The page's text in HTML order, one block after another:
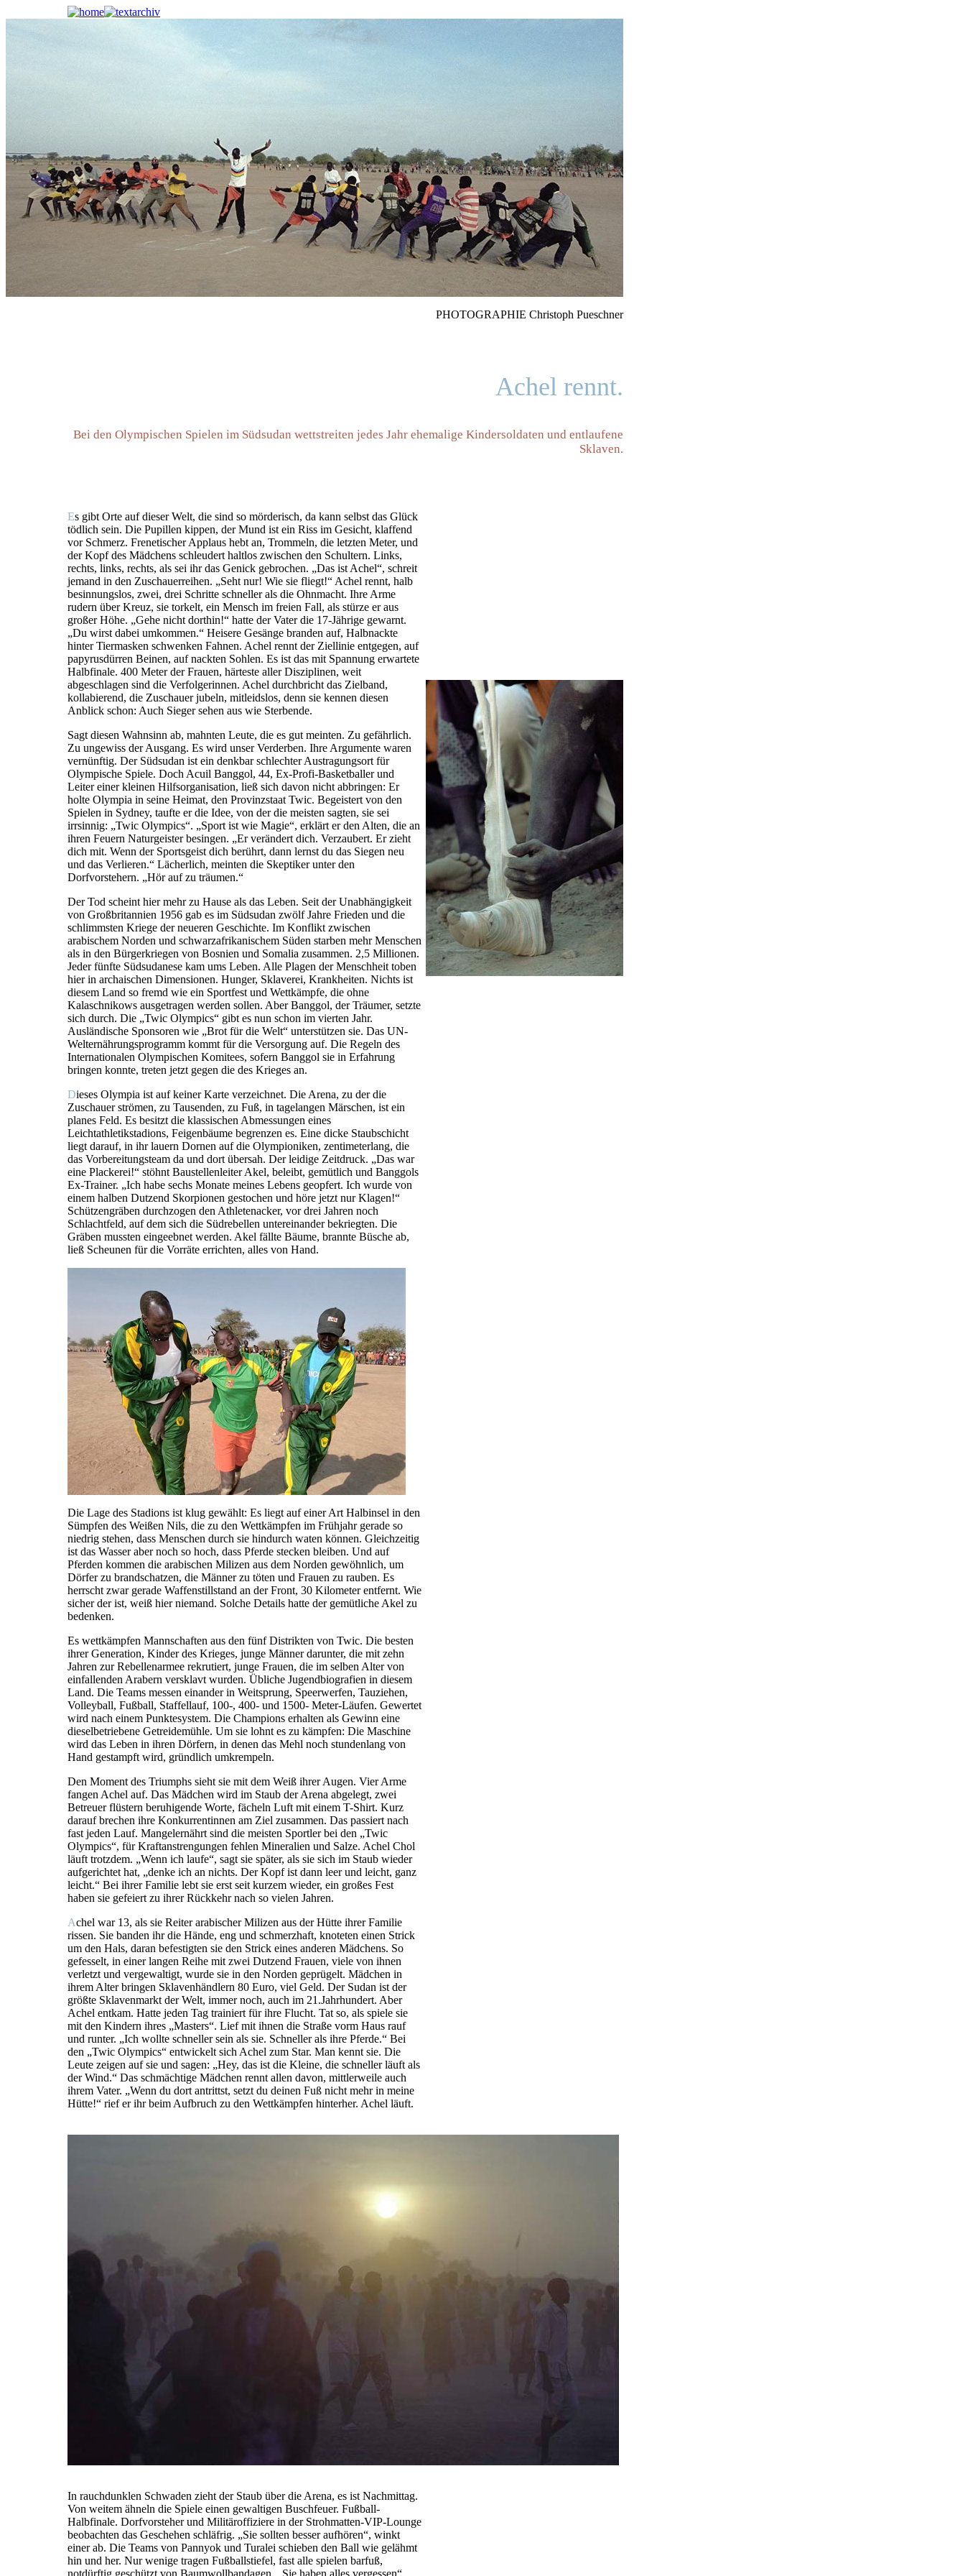
PHOTOGRAPHIE Christoph Pueschner
Achel rennt.
Bei den Olympischen Spielen im Südsudan wettstreiten jedes Jahr ehemalige Kindersoldaten und entlaufene
Sklaven.
Es gibt Orte auf dieser Welt, die sind so mörderisch, da kann selbst das Glück
tödlich sein. Die Pupillen kippen, der Mund ist ein Riss im Gesicht, klaffend
vor Schmerz. Frenetischer Applaus hebt an, Trommeln, die letzten Meter, und
der Kopf des Mädchens schleudert haltlos zwischen den Schultern. Links,
rechts, links, rechts, als sei ihr das Genick gebrochen. „Das ist Achel“, schreit
jemand in den Zuschauerreihen. „Seht nur! Wie sie fliegt!“ Achel rennt, halb
besinnungslos, zwei, drei Schritte schneller als die Ohnmacht. Ihre Arme
rudern über Kreuz, sie torkelt, ein Mensch im freien Fall, als stürze er aus
großer Höhe. „Gehe nicht dorthin!“ hatte der Vater die 17-Jährige gewarnt.
„Du wirst dabei umkommen.“ Heisere Gesänge branden auf, Halbnackte
hinter Tiermasken schwenken Fahnen. Achel rennt der Ziellinie entgegen, auf
papyrusdürren Beinen, auf nackten Sohlen. Es ist das mit Spannung erwartete
Halbfinale. 400 Meter der Frauen, härteste aller Disziplinen, weit
abgeschlagen sind die Verfolgerinnen. Achel durchbricht das Zielband,
kollabierend, die Zuschauer jubeln, mitleidslos, denn sie kennen diesen
Anblick schon: Auch Sieger sehen aus wie Sterbende.
Sagt diesen Wahnsinn ab, mahnten Leute, die es gut meinten. Zu gefährlich.
Zu ungewiss der Ausgang. Es wird unser Verderben. Ihre Argumente waren
vernünftig. Der Südsudan ist ein denkbar schlechter Austragungsort für
Olympische Spiele. Doch Acuil Banggol, 44, Ex-Profi-Basketballer und
Leiter einer kleinen Hilfsorganisation, ließ sich davon nicht abbringen: Er
holte Olympia in seine Heimat, den Provinzstaat Twic. Begeistert von den
Spielen in Sydney, taufte er die Idee, von der die meisten sagten, sie sei
irrsinnig: „Twic Olympics“. „Sport ist wie Magie“, erklärt er den Alten, die an
ihren Feuern Naturgeister besingen. „Er verändert dich. Verzaubert. Er zieht
dich mit. Wenn der Sportsgeist dich berührt, dann lernst du das Siegen neu
und das Verlieren.“ Lächerlich, meinten die Skeptiker unter den
Dorfvorstehern. „Hör auf zu träumen.“
Der Tod scheint hier mehr zu Hause als das Leben. Seit der Unabhängigkeit
von Großbritannien 1956 gab es im Südsudan zwölf Jahre Frieden und die
schlimmsten Kriege der neueren Geschichte. Im Konflikt zwischen
arabischem Norden und schwarzafrikanischem Süden starben mehr Menschen
als in den Bürgerkriegen von Bosnien und Somalia zusammen. 2,5 Millionen.
Jeder fünfte Südsudanese kam ums Leben. Alle Plagen der Menschheit toben
hier in archaischen Dimensionen. Hunger, Sklaverei, Krankheiten. Nichts ist
diesem Land so fremd wie ein Sportfest und Wettkämpfe, die ohne
Kalaschnikows ausgetragen werden sollen. Aber Banggol, der Träumer, setzte
sich durch. Die „Twic Olympics“ gibt es nun schon im vierten Jahr.
Ausländische Sponsoren wie „Brot für die Welt“ unterstützen sie. Das UN-
Welternährungsprogramm kommt für die Versorgung auf. Die Regeln des
Internationalen Olympischen Komitees, sofern Banggol sie in Erfahrung
bringen konnte, treten jetzt gegen die des Krieges an.
Dieses Olympia ist auf keiner Karte verzeichnet. Die Arena, zu der die
Zuschauer strömen, zu Tausenden, zu Fuß, in tagelangen Märschen, ist ein
planes Feld. Es besitzt die klassischen Abmessungen eines
Leichtathletikstadions, Feigenbäume begrenzen es. Eine dicke Staubschicht
liegt darauf, in ihr lauern Dornen auf die Olympioniken, zentimeterlang, die
das Vorbereitungsteam da und dort übersah. Der leidige Zeitdruck. „Das war
eine Plackerei!“ stöhnt Baustellenleiter Akel, beleibt, gemütlich und Banggols
Ex-Trainer. „Ich habe sechs Monate meines Lebens geopfert. Ich wurde von
einem halben Dutzend Skorpionen gestochen und höre jetzt nur Klagen!“
Schützengräben durchzogen den Athletenacker, vor drei Jahren noch
Schlachtfeld, auf dem sich die Südrebellen untereinander bekriegten. Die
Gräben mussten eingeebnet werden. Akel fällte Bäume, brannte Büsche ab,
ließ Scheunen für die Vorräte errichten, alles von Hand.
Die Lage des Stadions ist klug gewählt: Es liegt auf einer Art Halbinsel in den
Sümpfen des Weißen Nils, die zu den Wettkämpfen im Frühjahr gerade so
niedrig stehen, dass Menschen durch sie hindurch waten können. Gleichzeitig
ist das Wasser aber noch so hoch, dass Pferde stecken bleiben. Und auf
Pferden kommen die arabischen Milizen aus dem Norden gewöhnlich, um
Dörfer zu brandschatzen, die Männer zu töten und Frauen zu rauben. Es
herrscht zwar gerade Waffenstillstand an der Front, 30 Kilometer entfernt. Wie
sicher der ist, weiß hier niemand. Solche Details hatte der gemütliche Akel zu
bedenken.
Es wettkämpfen Mannschaften aus den fünf Distrikten von Twic. Die besten
ihrer Generation, Kinder des Krieges, junge Männer darunter, die mit zehn
Jahren zur Rebellenarmee rekrutiert, junge Frauen, die im selben Alter von
einfallenden Arabern versklavt wurden. Übliche Jugendbiografien in diesem
Land. Die Teams messen einander in Weitsprung, Speerwerfen, Tauziehen,
Volleyball, Fußball, Staffellauf, 100-, 400- und 1500- Meter-Läufen. Gewertet
wird nach einem Punktesystem. Die Champions erhalten als Gewinn eine
dieselbetriebene Getreidemühle. Um sie lohnt es zu kämpfen: Die Maschine
wird das Leben in ihren Dörfern, in denen das Mehl noch stundenlang von
Hand gestampft wird, gründlich umkrempeln.
Den Moment des Triumphs sieht sie mit dem Weiß ihrer Augen. Vier Arme
fangen Achel auf. Das Mädchen wird im Staub der Arena abgelegt, zwei
Betreuer flüstern beruhigende Worte, fächeln Luft mit einem T-Shirt. Kurz
darauf brechen ihre Konkurrentinnen am Ziel zusammen. Das passiert nach
fast jeden Lauf. Mangelernährt sind die meisten Sportler bei den „Twic
Olympics“, für Kraftanstrengungen fehlen Mineralien und Salze. Achel Chol
läuft trotzdem. „Wenn ich laufe“, sagt sie später, als sie sich im Staub wieder
aufgerichtet hat, „denke ich an nichts. Der Kopf ist dann leer und leicht, ganz
leicht.“ Bei ihrer Familie lebt sie erst seit kurzem wieder, ein großes Fest
haben sie gefeiert zu ihrer Rückkehr nach so vielen Jahren.
Achel war 13, als sie Reiter arabischer Milizen aus der Hütte ihrer Familie
rissen. Sie banden ihr die Hände, eng und schmerzhaft, knoteten einen Strick
um den Hals, daran befestigten sie den Strick eines anderen Mädchens. So
gefesselt, in einer langen Reihe mit zwei Dutzend Frauen, viele von ihnen
verletzt und vergewaltigt, wurde sie in den Norden geprügelt. Mädchen in
ihrem Alter bringen Sklavenhändlern 80 Euro, viel Geld. Der Sudan ist der
größte Sklavenmarkt der Welt, immer noch, auch im 21.Jahrhundert. Aber
Achel entkam. Hatte jeden Tag trainiert für ihre Flucht. Tat so, als spiele sie
mit den Kindern ihres „Masters“. Lief mit ihnen die Straße vorm Haus rauf
und runter. „Ich wollte schneller sein als sie. Schneller als ihre Pferde.“ Bei
den „Twic Olympics“ entwickelt sich Achel zum Star. Man kennt sie. Die
Leute zeigen auf sie und sagen: „Hey, das ist die Kleine, die schneller läuft als
der Wind.“ Das schmächtige Mädchen rennt allen davon, mittlerweile auch
ihrem Vater. „Wenn du dort antrittst, setzt du deinen Fuß nicht mehr in meine
Hütte!“ rief er ihr beim Aufbruch zu den Wettkämpfen hinterher. Achel läuft.
In rauchdunklen Schwaden zieht der Staub über die Arena, es ist Nachmittag.
Von weitem ähneln die Spiele einen gewaltigen Buschfeuer. Fußball-
Halbfinale. Dorfvorsteher und Militäroffiziere in der Strohmatten-VIP-Lounge
beobachten das Geschehen schläfrig. „Sie sollten besser aufhören“, winkt
einer ab. Die Teams von Pannyok und Turalei schieben den Ball wie gelähmt
hin und her. Nur wenige tragen Fußballstiefel, fast alle spielen barfuß,
notdürftig geschützt von Baumwollbandagen. „Sie haben alles vergessen“,